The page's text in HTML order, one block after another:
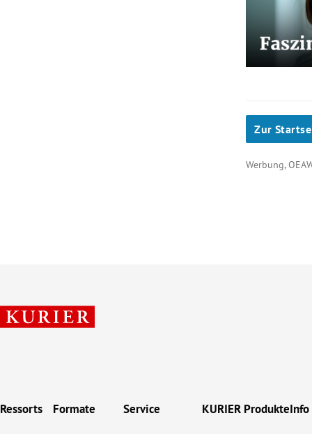
Zur
Werbung,
Ressorts Formate Service KURIER Produkte